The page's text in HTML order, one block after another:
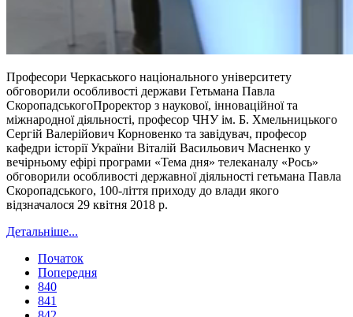
Професори Черкаського національного університету
обговорили особливості держави Гетьмана Павла
СкоропадськогоПроректор з наукової, інноваційної та
міжнародної діяльності, професор ЧНУ ім. Б. Хмельницького
Сергій Валерійович Корновенко та завідувач, професор
кафедри історії України Віталій Васильович Масненко у
вечірньому ефірі програми «Тема дня» телеканалу «Рось»
обговорили особливості державної діяльності гетьмана Павла
Скоропадського, 100-ліття приходу до влади якого
відзначалося 29 квітня 2018 р.
Детальніше...
Початок
Попередня
840
841